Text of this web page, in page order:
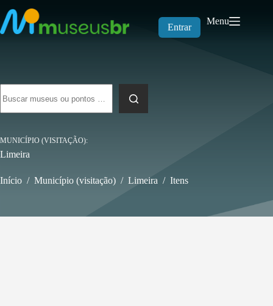
para
o
conteúdo
Entrar
Menu
resultados
MUNICÍPIO (VISITAÇÃO)
Limeira
Início / Município (visitação) / Limeira / Itens